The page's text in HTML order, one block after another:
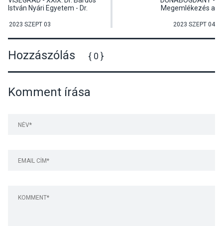
István Nyári Egyetem - Dr.
Anjou-kor gazdasága című
2023 SZEPT 03
Megemlékezés a
kitelepítésének 76.
2023 SZEPT 04
Hozzászólás { 0 }
Komment írása